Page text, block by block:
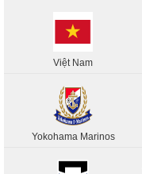
Việt Nam
Yokohama Marinos